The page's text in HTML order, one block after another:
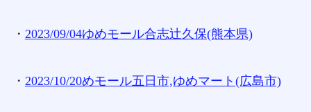
・ 2023/09/04ゆめモール合志辻久保(熊本県)
・ 2023/10/20めモール五日市,ゆめマート(広島市)